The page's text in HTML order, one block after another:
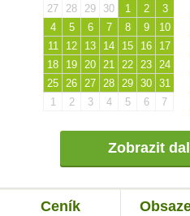
27
28 29 30 1 2
3
4
5 6 7 8 9
10
11
12 13 14 15 16
17
18
19 20 21 22 23
24
25
26 27 28 29 30 31
1
2 3 4 5 6 7
Zobrazit
Ceník